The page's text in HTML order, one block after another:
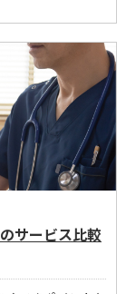
サービス比較